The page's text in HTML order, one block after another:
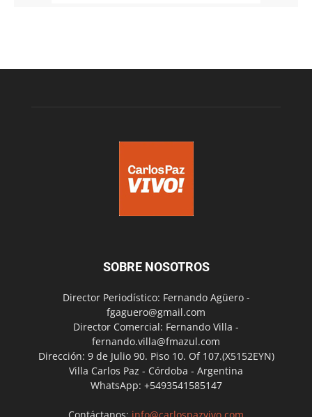
SOBRE NOSOTROS
Director Periodístico: Fernando Agüero -
fgaguero@gmail.com
Director Comercial: Fernando Villa -
fernando.villa@fmazul.com
Dirección: 9 de Julio 90. Piso 10. Of 107.(X5152EYN)
Villa Carlos Paz - Córdoba - Argentina
WhatsApp: +5493541585147